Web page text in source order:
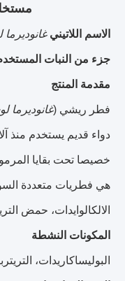
الاسم اللاتيني
جزء من النبات
مقدمة المنتج
فطر ريشي (غانوديرما
دواء قديم يستخدم منذ
خصيصا تحت بقايا
هي فطريات متعددة
الالكالوايدات، حمض
المكونات النشطة
البوليساكاريدات،